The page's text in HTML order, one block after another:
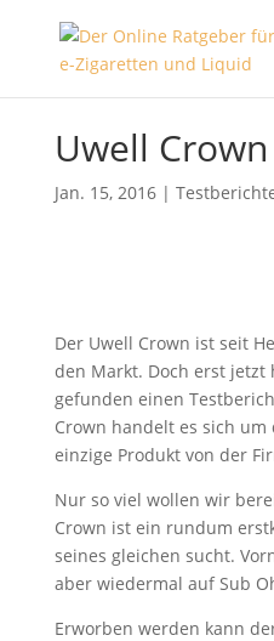
Uwell Crown
Jan. 15, 2016|
Der Uwell Crown ist seit
den Markt. Doch erst jetzt
gefunden einen
Crown handelt es sich
einzige Produkt von der
Nur so viel wollen wir
Crown ist ein rundum
seines gleichen sucht.
aber wiedermal auf Sub
Erworben werden kann